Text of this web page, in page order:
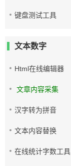
键盘测试工具
文本数字
Html在线编辑器
文章内容采集
汉字转为拼音
文本内容替换
在线统计字数工具